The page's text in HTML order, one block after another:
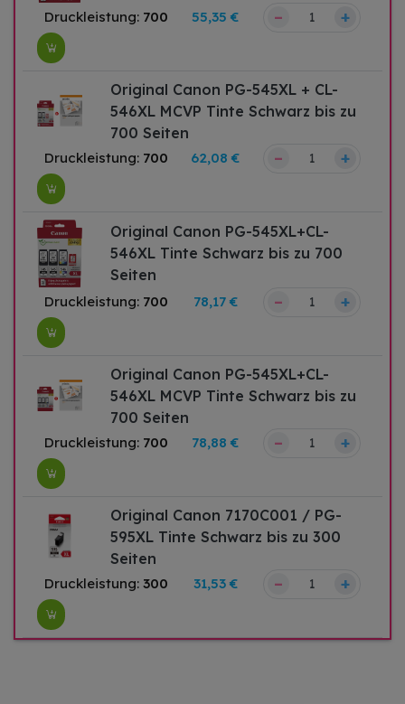
Druckleistung: 700 55,35 € – +
Original Canon PG-545XL + CL-
546XL MCVP Tinte Schwarz bis zu
700 Seiten
Druckleistung: 700 62,08 € – +
Original Canon PG-545XL+CL-
546XL Tinte Schwarz bis zu 700
Seiten
Druckleistung: 700 78,17 € – +
Original Canon PG-545XL+CL-
546XL MCVP Tinte Schwarz bis zu
700 Seiten
Druckleistung: 700 78,88 € – +
Original Canon 7170C001 / PG-
595XL Tinte Schwarz bis zu 300
Seiten
Druckleistung: 300 31,53 € – +